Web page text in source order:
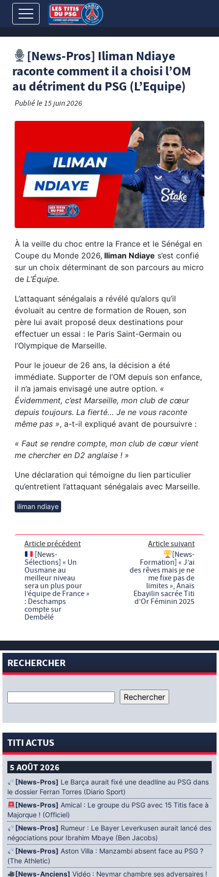
[News-Pros] Iliman Ndiaye
raconte comment il a choisi l’OM
au détriment du PSG (L’Equipe)
Publié le15 juin 2026
À la veille du choc entre la France et le Sénégal en
Coupe du Monde 2026, Iliman Ndiaye s’est confié
sur un choix déterminant de son parcours au micro
de L’Équipe.
L’attaquant sénégalais a révélé qu’alors qu’il
évoluait au centre de formation de Rouen, son
père lui avait proposé deux destinations pour
effectuer un essai : le Paris Saint-Germain ou
l’Olympique de Marseille.
Pour le joueur de 26 ans, la décision a été
immédiate. Supporter de l’OM depuis son enfance,
il n’a jamais envisagé une autre option. «
Évidemment, c’est Marseille, mon club de cœur
depuis toujours. La fierté… Je ne vous raconte
même pas », a-t-il expliqué avant de poursuivre :
« Faut se rendre compte, mon club de cœur vient
me chercher en D2 anglaise ! »
Une déclaration qui témoigne du lien particulier
qu’entretient l’attaquant sénégalais avec Marseille.
iliman ndiaye
Article précédent
[News-
Sélections] « Un
Ousmane au
meilleur niveau
sera un plus pour
l’équipe de France »
: Deschamps
compte sur
Dembélé
Article suivant
[News-
Formation] « J’ai
des rêves mais je ne
me fixe pas de
limites », Anaïs
Ebayilin sacrée Titi
d’Or Féminin 2025
RECHERCHER
TITI ACTUS
5 AOÛT 2026
[News-Pros] Le Barça aurait fixé une deadline au PSG dans
le dossier Ferran Torres (Diario Sport)
[News-Pros] Amical : Le groupe du PSG avec 15 Titis face à
Majorque ! (Officiel)
[News-Pros] Rumeur : Le Bayer Leverkusen aurait lancé des
négociations pour Ibrahim Mbaye (Ben Jacobs)
[News-Pros] Aston Villa : Manzambi absent face au PSG ?
(The Athletic)
[News-Anciens] Vidéo : Neymar chambre ses adversaires !